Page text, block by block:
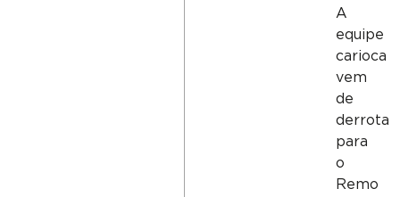
A
equipe
carioca
vem
de
derrota
para
o
Remo